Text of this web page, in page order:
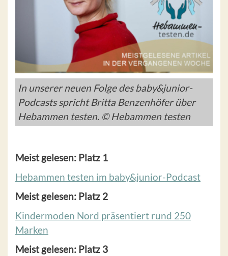
In unserer neuen Folge des baby&junior-
Podcasts spricht Britta Benzenhöfer über
Hebammen testen. © Hebammen testen
Meist gelesen: Platz 1
Hebammen testen im baby&junior-Podcast
Meist gelesen: Platz 2
Kindermoden Nord präsentiert rund 250
Marken
Meist gelesen: Platz 3